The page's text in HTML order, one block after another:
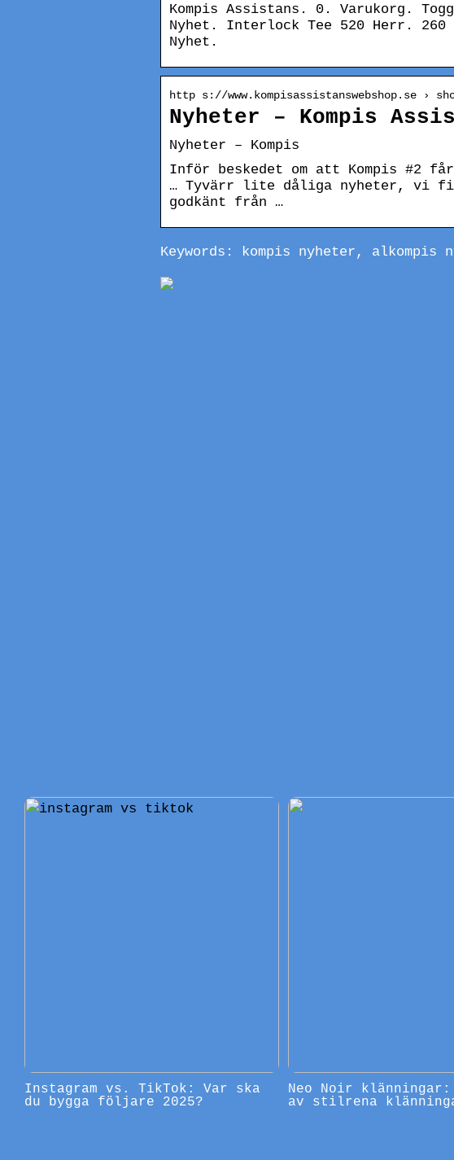
Kompis Assistans. 0. Varukorg.
Nyhet. Interlock Tee 520 Herr. 260
Nyhet.
http s://www.kompisassistanswebshop.se ›
Nyheter – Kompis
Nyheter – Kompis
Inför beskedet om att Kompis #2
… Tyvärr lite dåliga nyheter, vi
godkänt från …
Keywords: kompis nyheter, alkompis
Instagram vs. TikTok: Var ska
du bygga följare 2025?
Neo Noir klänningar:
av stilrena